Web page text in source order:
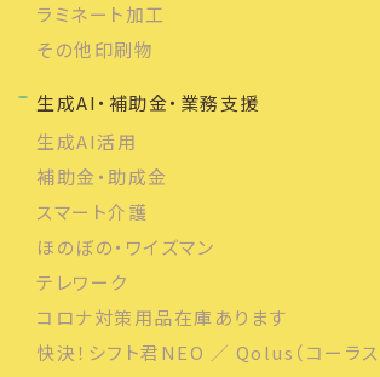
ラミネート加工
その他印刷物
生成AI・補助金・業務支援
生成AI活用
補助金・助成金
スマート介護
ほのぼの・ワイズマン
テレワーク
コロナ対策用品在庫あります
快決！シフト君NEO ／ Qolus（コーラス